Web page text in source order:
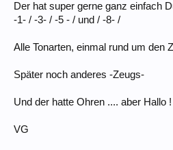
Der hat super gerne ganz einfach
-1- / -3- / -5 - / und / -8- /
Alle Tonarten, einmal rund um den
Später noch anderes -Zeugs-
Und der hatte Ohren .... aber Hallo !
VG